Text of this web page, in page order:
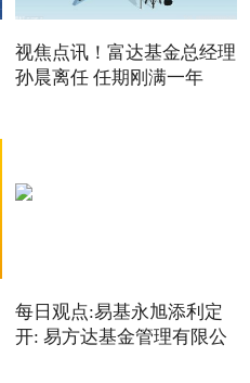
视焦点讯！富达基金总经理
孙晨离任 任期刚满一年
每日观点:易基永旭添利定
开: 易方达基金管理有限公